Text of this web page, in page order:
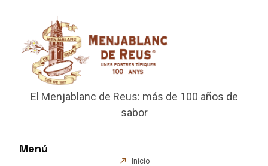
El Menjablanc de Reus: más de 100 años de
sabor
Menú
Inicio